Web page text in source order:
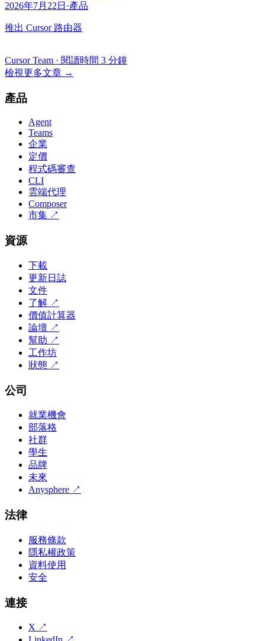
2026年7月22日 ·產品
推出 Cursor 路由器
Cursor Team · 閱讀時間 3 分鐘
檢視更多文章 →
產品
Agent
Teams
企業
定價
程式碼審查
CLI
雲端代理
Composer
市集 ↗
資源
下載
更新日誌
文件
了解 ↗
價值計算器
論壇 ↗
幫助 ↗
工作坊
狀態 ↗
公司
就業機會
部落格
社群
學生
品牌
未來
Anysphere ↗
法律
服務條款
隱私權政策
資料使用
安全
連接
X ↗